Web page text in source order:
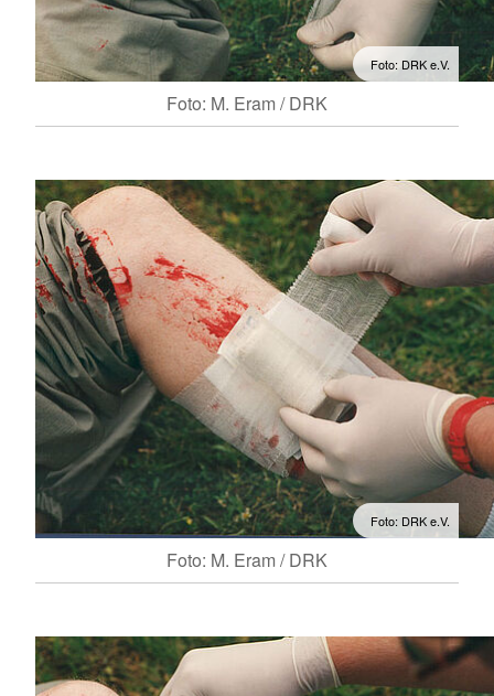
Foto: DRK e.V.
Foto: M. Eram / DRK
Foto: DRK e.V.
Foto: M. Eram / DRK